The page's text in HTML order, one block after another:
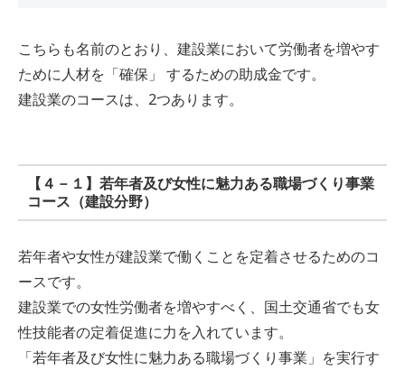
こちらも名前のとおり、建設業において労働者を増やす
ために人材を「確保」 するための助成金です。
建設業のコースは、2つあります。
【４－１】若年者及び女性に魅力ある職場づくり事業
コース（建設分野）
若年者や女性が建設業で働くことを定着させるためのコ
ースです。
建設業での女性労働者を増やすべく、国土交通省でも女
性技能者の定着促進に力を入れています。
「若年者及び女性に魅力ある職場づくり事業」を実行す